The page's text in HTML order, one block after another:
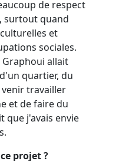
de respect
surtout quand
et
sociales.
allait
quartier, du
venir travailler
et de faire du
que j'avais envie
projet ?